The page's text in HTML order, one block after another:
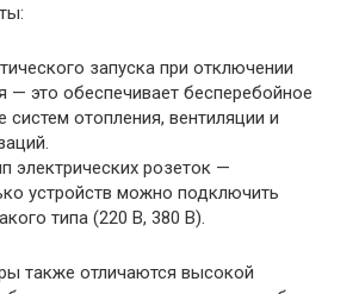
запуска при отключении
— это обеспечивает бесперебойное
систем отопления, вентиляции и
электрических розеток —
устройств можно подключить
типа (220 В, 380 В).
также отличаются высокой